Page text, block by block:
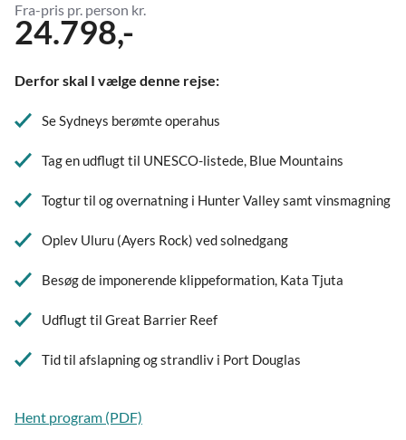
Fra-pris pr. person kr.
24.798,-
Derfor skal I vælge denne rejse:
Se Sydneys berømte operahus
Tag en udflugt til UNESCO-listede, Blue Mountains
Togtur til og overnatning i Hunter Valley samt vinsmagning
Oplev Uluru (Ayers Rock) ved solnedgang
Besøg de imponerende klippeformation, Kata Tjuta
Udflugt til Great Barrier Reef
Tid til afslapning og strandliv i Port Douglas
Hent program (PDF)